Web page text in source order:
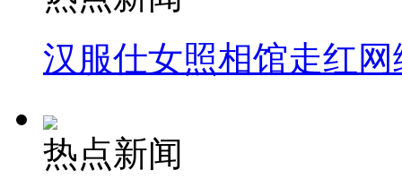
汉服仕女照相馆走红网
热点新闻